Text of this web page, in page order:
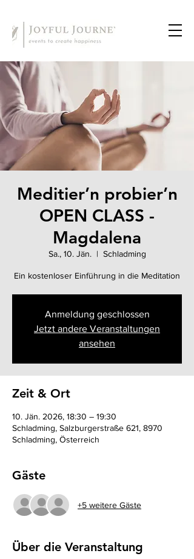
Meditier’n probier’n
OPEN CLASS -
Magdalena
Sa., 10. Jän.
  |
Schladming
Ein kostenloser Einführung in die Meditation
Anmeldung geschlossen
Jetzt andere Veranstaltungen
ansehen
Zeit & Ort
10. Jän. 2026, 18:30 – 19:30
Schladming, Salzburgerstraße 621, 8970
Schladming, Österreich
Gäste
+5 weitere Gäste
Über die Veranstaltung